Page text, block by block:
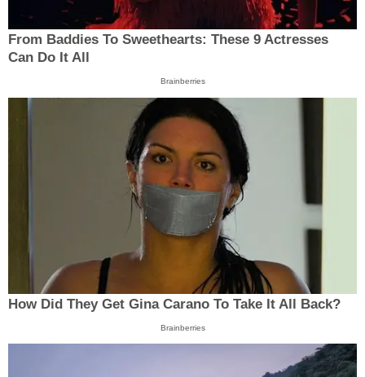
From Baddies To Sweethearts: These 9 Actresses
Can Do It All
Brainberries
How Did They Get Gina Carano To Take It All Back?
Brainberries